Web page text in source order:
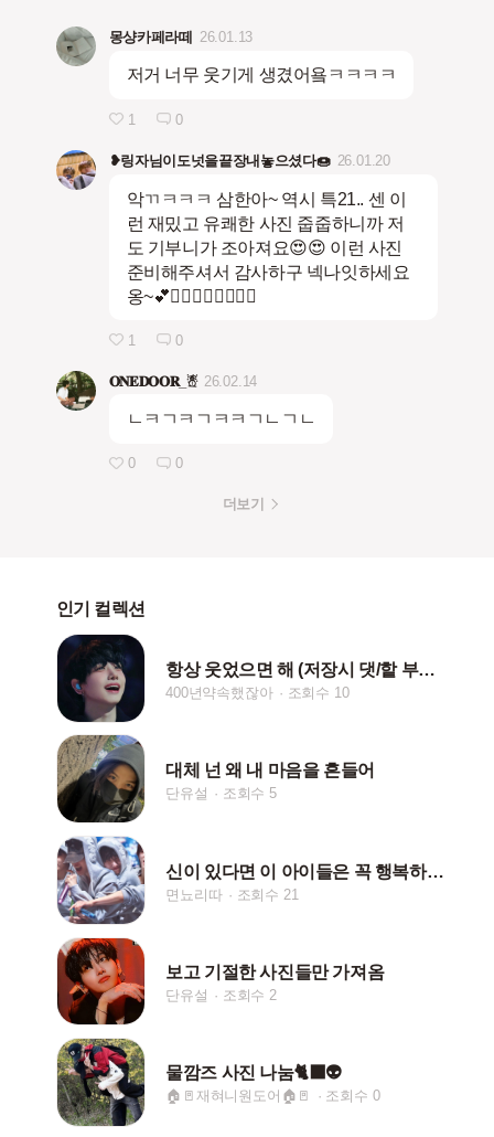
몽샹카페라떼 26.01.13
저거 너무 웃기게 생겼어욬ㅋㅋㅋㅋ
1 0
❥링자님이도넛을끝장내놓으셨다🍩 26.01.20
악ㄲㅋㅋㅋ 삼한아~ 역시 특21.. 센 이
런 재밌고 유쾌한 사진 줍줍하니까 저
도 기부니가 조아져요😍😍 이런 사진
준비해주셔서 감사하구 넥나잇하세요
옹~💕🙇‍♀️🙆‍♀️🙇‍♀️🙆‍♀️
1 0
𝐎𝐍𝐄𝐃𝐎𝐎𝐑_☃ 26.02.14
ㄴㅋㄱㅋㄱㅋㅋㄱㄴㄱㄴ
0 0
더보기
인기 컬렉션
항상 웃었으면 해 (저장시 댓/핱 부탁드려요)
400년약속했잖아 조회수 10
대체 넌 왜 내 마음을 흔들어
단유설 조회수 5
신이 있다면 이 아이들은 꼭 행복하게 해주세요
면뇨리따 조회수 21
보고 기절한 사진들만 가져옴
단유설 조회수 2
물깜즈 사진 나눔🐈‍⬛👽
🏠🚪재혀니원도어🏠🚪 조회수 0